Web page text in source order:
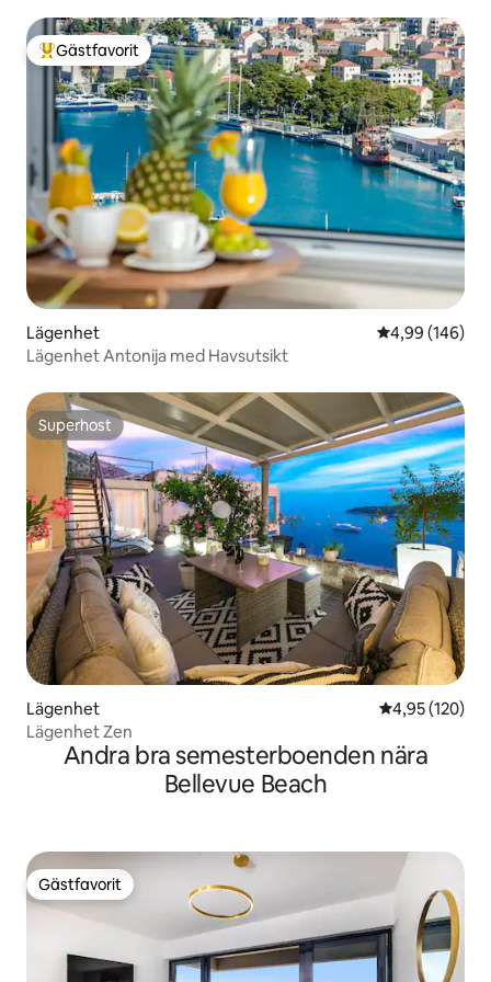
Populär gästfavorit
Gästfavorit
Lägenhet 4,99 av 5 i
4,99 (146)
Lägenhet Antonija med Havsutsikt
Superhost
Superhost
Lägenhet 4,95 av 5 i
4,95 (120)
Lägenhet Zen
Andra bra semesterboenden nära
Bellevue Beach
Gästfavorit
Gästfavorit